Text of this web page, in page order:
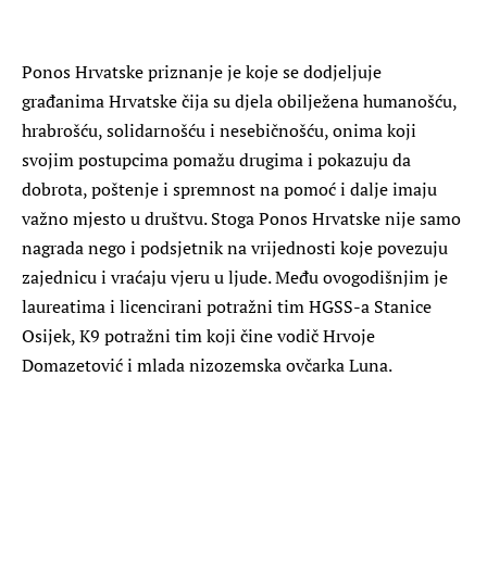
Ponos Hrvatske priznanje je koje se dodjeljuje
građanima Hrvatske čija su djela obilježena humanošću,
hrabrošću, solidarnošću i nesebičnošću, onima koji
svojim postupcima pomažu drugima i pokazuju da
dobrota, poštenje i spremnost na pomoć i dalje imaju
važno mjesto u društvu. Stoga Ponos Hrvatske nije samo
nagrada nego i podsjetnik na vrijednosti koje povezuju
zajednicu i vraćaju vjeru u ljude. Među ovogodišnjim je
laureatima i licencirani potražni tim HGSS-a Stanice
Osijek, K9 potražni tim koji čine vodič Hrvoje
Domazetović i mlada nizozemska ovčarka Luna.